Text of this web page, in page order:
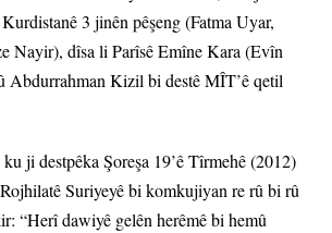
3 jinên pêşeng (Fatma Uyar,
Nayir), dîsa li Parîsê Emîne Kara (Evîn
Abdurrahman Kizil bi destê MÎT’ê qetil
ji destpêka Şoreşa 19’ê Tîrmehê (2012)
Suriyeyê bi komkujiyan re rû bi rû
“Herî dawiyê gelên herêmê bi hemû